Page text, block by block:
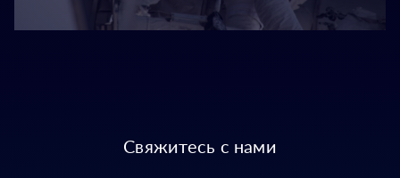
Свяжитесь с нами